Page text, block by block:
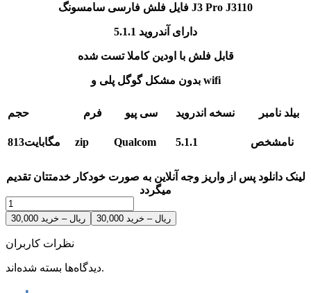
J3 Pro J3110
دارای آندروید 5.1.1
قابل فلش با اودین کاملا تست شده
بدون مشکل گوگل پلی و wifi
حجم فرم سی پیو نسخه اندروید بیلد نامبر
813مگابایت zip Qualcom 5.1.1 نامشخص
لینک دانلود پس از واریز وجه آنلاین به صورت خودکار خدمتتان تقدیم
میگردد
30,000 ریال – خرید
نظرات کاربران
دیدگاه‌ها بسته شده‌اند.